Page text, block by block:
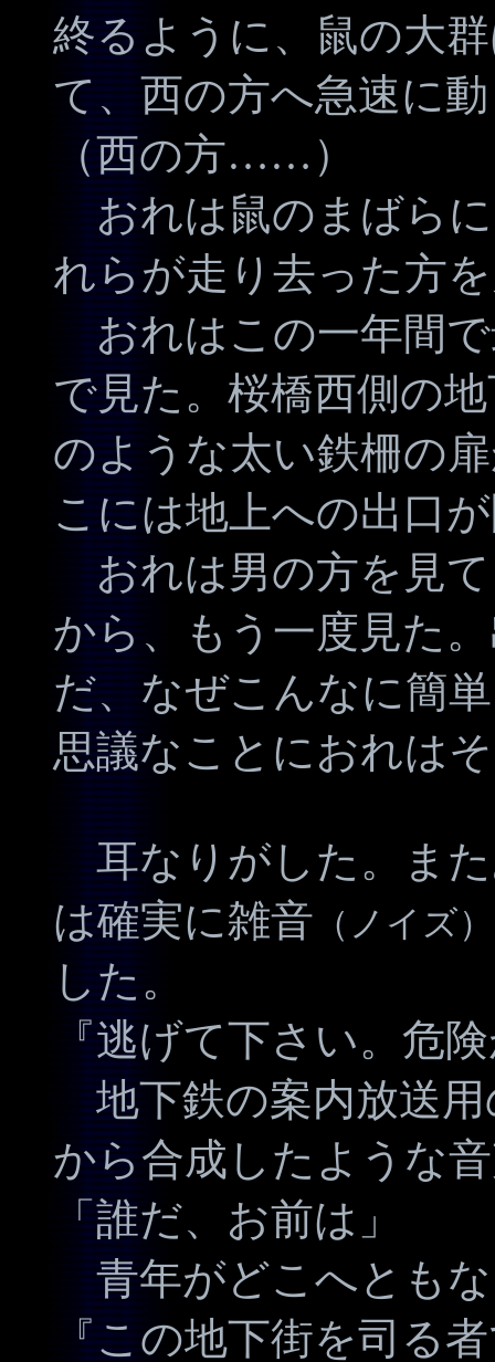
終るように、鼠の大
て、西の方へ急速に
（西の方……）
おれは鼠のまばら
れらが走り去った方
おれはこの一年間
で見た。桜橋西側の
のような太い鉄柵の
こには地上への出口
おれは男の方を見
から、もう一度見た
だ、なぜこんなに簡
思議なことにおれは
耳なりがした。ま
は確実に雑音 （ノイズ）
した。
『逃げて下さい。危
地下鉄の案内放送
から合成したような
「誰だ、お前は」
青年がどこへとも
『この地下街を司る